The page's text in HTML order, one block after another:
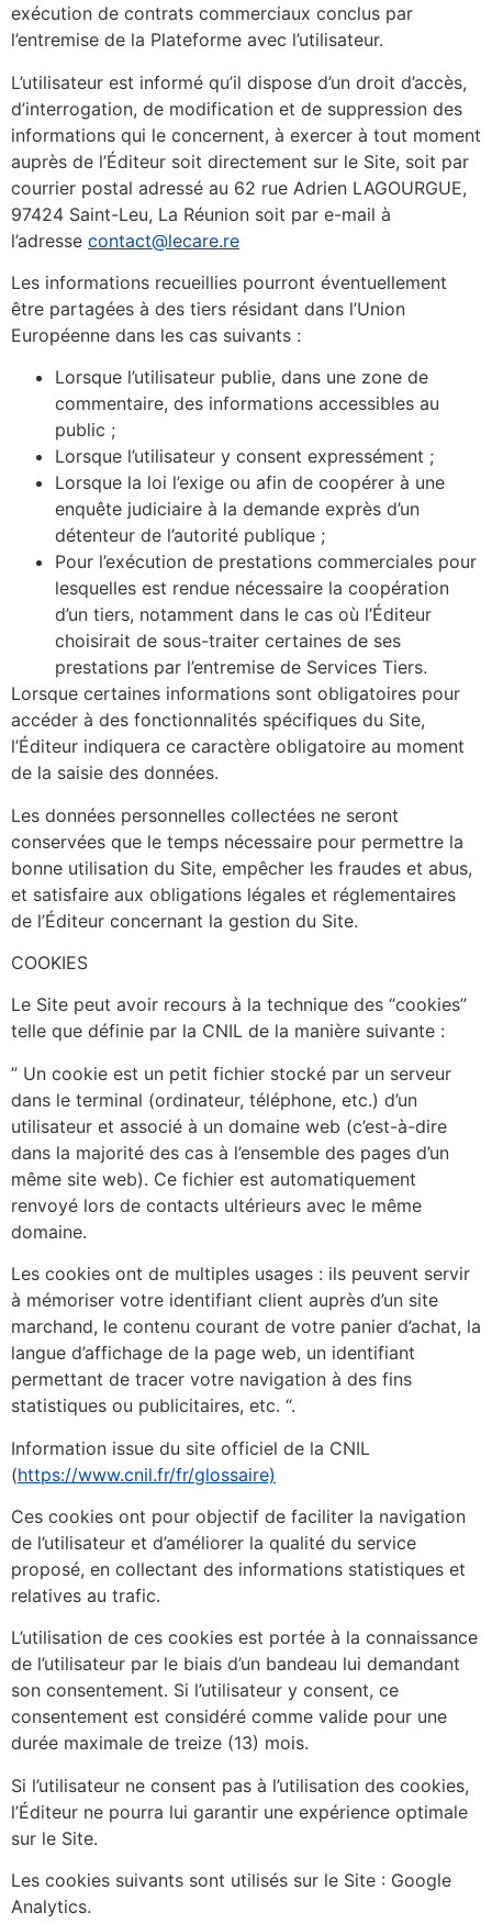
exécution de contrats commerciaux conclus par
l’entremise de la Plateforme avec l’utilisateur.
L’utilisateur est informé qu’il dispose d’un droit d’accès,
d’interrogation, de modification et de suppression des
informations qui le concernent, à exercer à tout moment
auprès de l’Éditeur soit directement sur le Site, soit par
courrier postal adressé au 62 rue Adrien LAGOURGUE,
97424 Saint-Leu, La Réunion soit par e-mail à
l’adresse contact@lecare.re
Les informations recueillies pourront éventuellement
être partagées à des tiers résidant dans l’Union
Européenne dans les cas suivants :
Lorsque l’utilisateur publie, dans une zone de
commentaire, des informations accessibles au
public ;
Lorsque l’utilisateur y consent expressément ;
Lorsque la loi l’exige ou afin de coopérer à une
enquête judiciaire à la demande exprès d’un
détenteur de l’autorité publique ;
Pour l’exécution de prestations commerciales pour
lesquelles est rendue nécessaire la coopération
d’un tiers, notamment dans le cas où l’Éditeur
choisirait de sous-traiter certaines de ses
prestations par l’entremise de Services Tiers.
Lorsque certaines informations sont obligatoires pour
accéder à des fonctionnalités spécifiques du Site,
l’Éditeur indiquera ce caractère obligatoire au moment
de la saisie des données.
Les données personnelles collectées ne seront
conservées que le temps nécessaire pour permettre la
bonne utilisation du Site, empêcher les fraudes et abus,
et satisfaire aux obligations légales et réglementaires
de l’Éditeur concernant la gestion du Site.
COOKIES
Le Site peut avoir recours à la technique des “cookies”
telle que définie par la CNIL de la manière suivante :
” Un cookie est un petit fichier stocké par un serveur
dans le terminal (ordinateur, téléphone, etc.) d’un
utilisateur et associé à un domaine web (c’est-à-dire
dans la majorité des cas à l’ensemble des pages d’un
même site web). Ce fichier est automatiquement
renvoyé lors de contacts ultérieurs avec le même
domaine.
Les cookies ont de multiples usages : ils peuvent servir
à mémoriser votre identifiant client auprès d’un site
marchand, le contenu courant de votre panier d’achat, la
langue d’affichage de la page web, un identifiant
permettant de tracer votre navigation à des fins
statistiques ou publicitaires, etc. “.
Information issue du site officiel de la CNIL
(https://www.cnil.fr/fr/glossaire)
Ces cookies ont pour objectif de faciliter la navigation
de l’utilisateur et d’améliorer la qualité du service
proposé, en collectant des informations statistiques et
relatives au trafic.
L’utilisation de ces cookies est portée à la connaissance
de l’utilisateur par le biais d’un bandeau lui demandant
son consentement. Si l’utilisateur y consent, ce
consentement est considéré comme valide pour une
durée maximale de treize (13) mois.
Si l’utilisateur ne consent pas à l’utilisation des cookies,
l’Éditeur ne pourra lui garantir une expérience optimale
sur le Site.
Les cookies suivants sont utilisés sur le Site : Google
Analytics.